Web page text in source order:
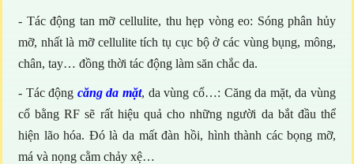
- Tác động tan mỡ cellulite, thu hẹp vòng eo: Sóng phân hủy
mỡ, nhất là mỡ cellulite tích tụ cục bộ ở các vùng bụng, mông,
chân, tay… đồng thời tác động làm săn chắc da.
- Tác động căng da mặt, da vùng cổ…: Căng da mặt, da vùng
cổ bằng RF sẽ rất hiệu quả cho những người da bắt đầu thể
hiện lão hóa. Đó là da mất đàn hồi, hình thành các bọng mỡ,
má và nọng cằm chảy xệ…